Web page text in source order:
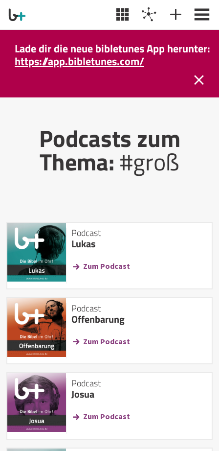
Lade dir die neue bibletunes App herunter:
https://app.bibletunes.com/
Podcasts zum
Thema:#groß
Podcast
Lukas
Zum Podcast
Podcast
Offenbarung
Zum Podcast
Podcast
Josua
Zum Podcast